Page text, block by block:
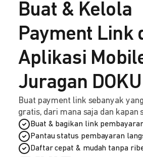
Buat & Kelola
Payment Link
Aplikasi
Juragan DOKU
Buat payment link sebanyak
gratis, dari mana saja dan kapan
Buat & bagikan link
Pantau status pembayaran
Daftar cepat & mudah tanpa